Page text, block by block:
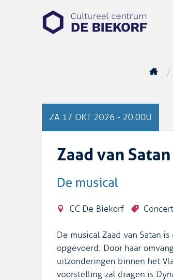
CC
De
ZA 17 OKT 2026 - 20.00U
Zaad van Satan
De musical
CC De Biekorf Concert
De musical Zaad van Satan
opgevoerd. Door haar
uitzonderingen binnen het
voorstelling zal dragen is